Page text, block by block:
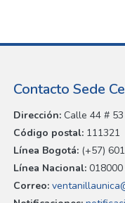
Contacto Sede
Dirección: Calle 44 # 53
Código postal: 111321
Línea Bogotá: (+57)
Línea Nacional:
Correo: